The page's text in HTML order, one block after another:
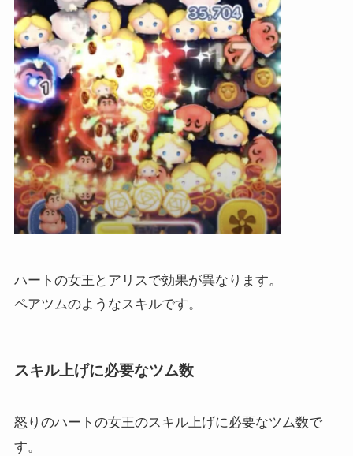
ハートの女王とアリスで効果が異なります。
ペアツムのようなスキルです。
スキル上げに必要なツム数
怒りのハートの女王のスキル上げに必要なツム数で
す。